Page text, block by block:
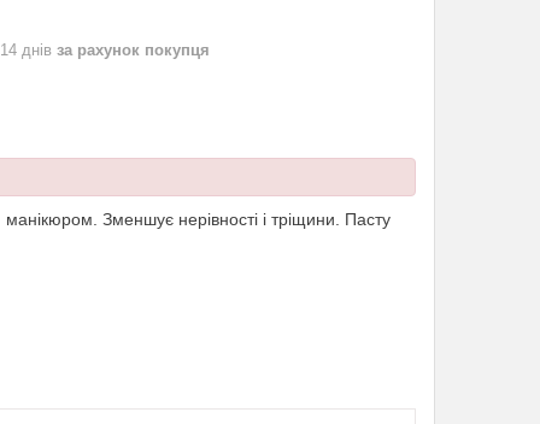
днів за рахунок покупця
манікюром. Зменшує нерівності і тріщини. Пасту